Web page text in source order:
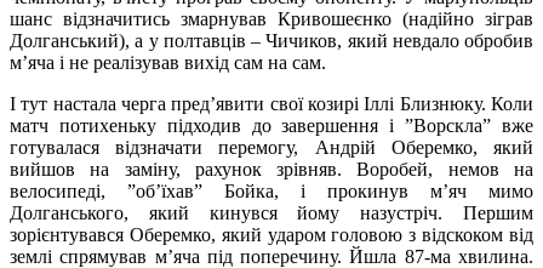
шанс відзначитись змарнував Кривошеєнко (надійно зіграв
Долганський), а у полтавців – Чичиков, який невдало обробив
м’яча і не реалізував вихід сам на сам.
І тут настала черга пред’явити свої козирі Іллі Близнюку. Коли
матч потихеньку підходив до завершення і ”Ворскла” вже
готувалася відзначати перемогу, Андрій Оберемко, який
вийшов на заміну, рахунок зрівняв. Воробей, немов на
велосипеді, ”об’їхав” Бойка, і прокинув м’яч мимо
Долганського, який кинувся йому назустріч. Першим
зорієнтувався Оберемко, який ударом головою з відскоком від
землі спрямував м’яча під поперечину. Йшла 87-ма хвилина.